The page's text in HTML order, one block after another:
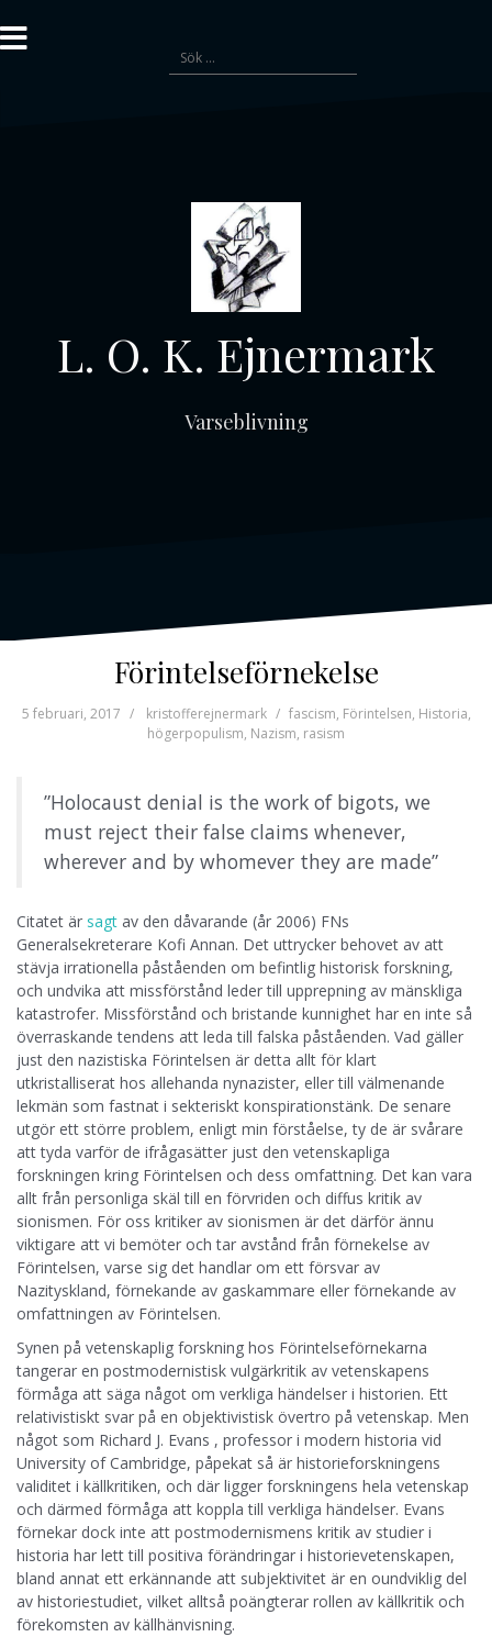
till
innehåll
Sök
efter:
L. O. K. Ejnermark
Varseblivning
Förintelseförnekelse
5 februari, 2017 kristofferejnermark fascism, Förintelsen, Historia,
högerpopulism, Nazism, rasism
”Holocaust denial is the work of bigots, we
must reject their false claims whenever,
wherever and by whomever they are made”
Citatet är sagt av den dåvarande (år 2006) FNs
Generalsekreterare Kofi Annan. Det uttrycker behovet av att
stävja irrationella påståenden om befintlig historisk forskning,
och undvika att missförstånd leder till upprepning av mänskliga
katastrofer. Missförstånd och bristande kunnighet har en inte så
överraskande tendens att leda till falska påståenden. Vad gäller
just den nazistiska Förintelsen är detta allt för klart
utkristalliserat hos allehanda nynazister, eller till välmenande
lekmän som fastnat i sekteriskt konspirationstänk. De senare
utgör ett större problem, enligt min förståelse, ty de är svårare
att tyda varför de ifrågasätter just den vetenskapliga
forskningen kring Förintelsen och dess omfattning. Det kan vara
allt från personliga skäl till en förvriden och diffus kritik av
sionismen. För oss kritiker av sionismen är det därför ännu
viktigare att vi bemöter och tar avstånd från förnekelse av
Förintelsen, varse sig det handlar om ett försvar av
Nazityskland, förnekande av gaskammare eller förnekande av
omfattningen av Förintelsen.
Synen på vetenskaplig forskning hos Förintelseförnekarna
tangerar en postmodernistisk vulgärkritik av vetenskapens
förmåga att säga något om verkliga händelser i historien. Ett
relativistiskt svar på en objektivistisk övertro på vetenskap. Men
något som Richard J. Evans , professor i modern historia vid
University of Cambridge, påpekat så är historieforskningens
validitet i källkritiken, och där ligger forskningens hela vetenskap
och därmed förmåga att koppla till verkliga händelser. Evans
förnekar dock inte att postmodernismens kritik av studier i
historia har lett till positiva förändringar i historievetenskapen,
bland annat ett erkännande att subjektivitet är en oundviklig del
av historiestudiet, vilket alltså poängterar rollen av källkritik och
förekomsten av källhänvisning.